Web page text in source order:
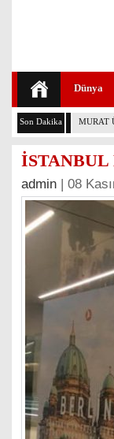
Dünya
Son Dakika
admin | 08